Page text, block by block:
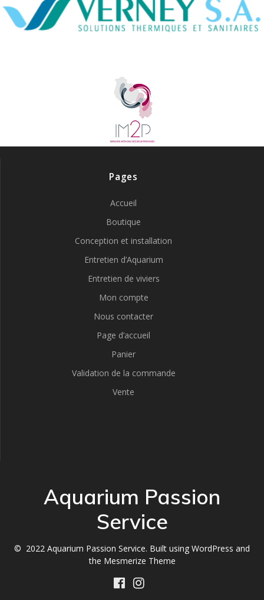
Pages
Accueil
Boutique
Conception et installation
Entretien d’Aquarium
Entretien de viviers
Mon compte
Nous contacter
Page d’accueil
Panier
Validation de la commande
Vente
Aquarium Passion
Service
© 2022 Aquarium Passion Service. Built using WordPress and
the Mesmerize Theme